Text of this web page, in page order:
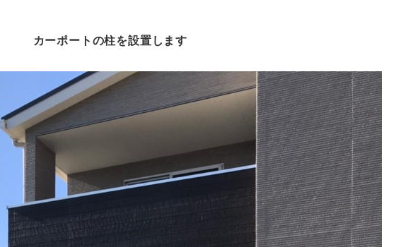
カーポートの柱を設置します